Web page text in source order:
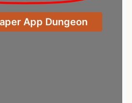
App Dungeon